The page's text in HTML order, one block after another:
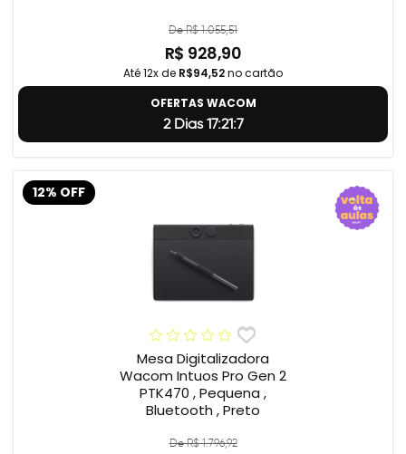
De R$ 1.055,51
R$ 928,90
Até 12x de R$94,52no cartão
OFERTAS WACOM
2 Dias 17:21:6
12% OFF
Mesa Digitalizadora
Wacom Intuos Pro Gen 2
PTK470 , Pequena ,
Bluetooth , Preto
De R$ 1.796,92